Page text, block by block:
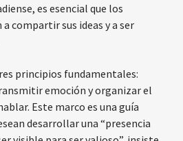
es esencial que los
compartir sus ideas y a ser
principios fundamentales:
emoción y organizar el
Este marco es una guía
desarrollar una “presencia